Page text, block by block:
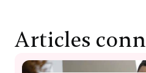
Articles